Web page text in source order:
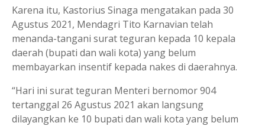
Karena itu, Kastorius Sinaga mengatakan pada 30
Agustus 2021, Mendagri Tito Karnavian telah
menanda-tangani surat teguran kepada 10 kepala
daerah (bupati dan wali kota) yang belum
membayarkan insentif kepada nakes di daerahnya.
“Hari ini surat teguran Menteri bernomor 904
tertanggal 26 Agustus 2021 akan langsung
dilayangkan ke 10 bupati dan wali kota yang belum